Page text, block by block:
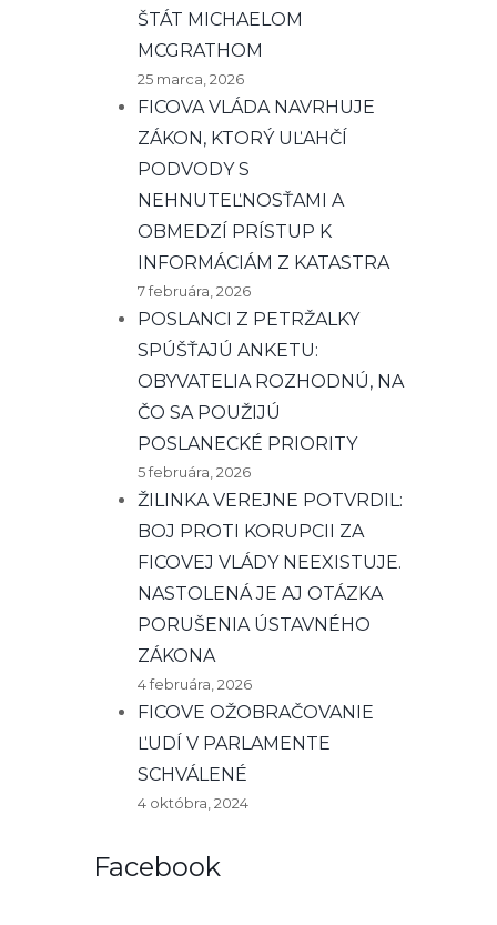
ŠTÁT MICHAELOM
MCGRATHOM
25 marca, 2026
FICOVA VLÁDA NAVRHUJE
ZÁKON, KTORÝ UĽAHČÍ
PODVODY S
NEHNUTEĽNOSŤAMI A
OBMEDZÍ PRÍSTUP K
INFORMÁCIÁM Z KATASTRA
7 februára, 2026
POSLANCI Z PETRŽALKY
SPÚŠŤAJÚ ANKETU:
OBYVATELIA ROZHODNÚ, NA
ČO SA POUŽIJÚ
POSLANECKÉ PRIORITY
5 februára, 2026
ŽILINKA VEREJNE POTVRDIL:
BOJ PROTI KORUPCII ZA
FICOVEJ VLÁDY NEEXISTUJE.
NASTOLENÁ JE AJ OTÁZKA
PORUŠENIA ÚSTAVNÉHO
ZÁKONA
4 februára, 2026
FICOVE OŽOBRAČOVANIE
ĽUDÍ V PARLAMENTE
SCHVÁLENÉ
4 októbra, 2024
Facebook